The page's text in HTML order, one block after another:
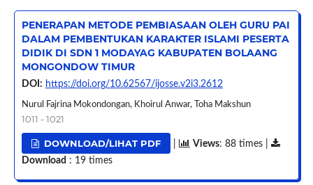
PENERAPAN METODE PEMBIASAAN OLEH GURU PAI
DALAM PEMBENTUKAN KARAKTER ISLAMI PESERTA
DIDIK DI SDN 1 MODAYAG KABUPATEN BOLAANG
MONGONDOW TIMUR
DOI: https://doi.org/10.62567/ijosse.v2i3.2612
Nurul Fajrina Mokondongan, Khoirul Anwar, Toha Makshun
1011 - 1021
DOWNLOAD/LIHAT PDF Views: 88 times |
Download : 19 times